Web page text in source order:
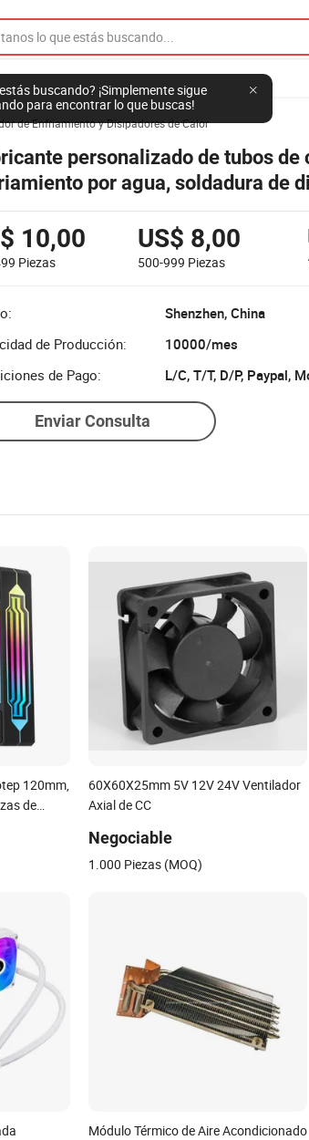
buscando? ¡Simplemente sigue
para encontrar lo que buscas!
de Enfriamiento y Disipadores de Calor
personalizado de tubos de
por agua, soldadura de
de cobre, disipador de calor, tubo
tubo de enfriamiento
10,00
Piezas
US$ 8,00
500-999 Piezas
Shenzhen, China
de Producción:
10000/mes
de Pago:
L/C, T/T, D/P, Paypal,
Enviar Consulta
120mm,
de
60X60X25mm 5V 12V 24V Ventilador
Axial de CC
Negociable
1.000 Piezas (MOQ)
Módulo Térmico de Aire Acondicionado